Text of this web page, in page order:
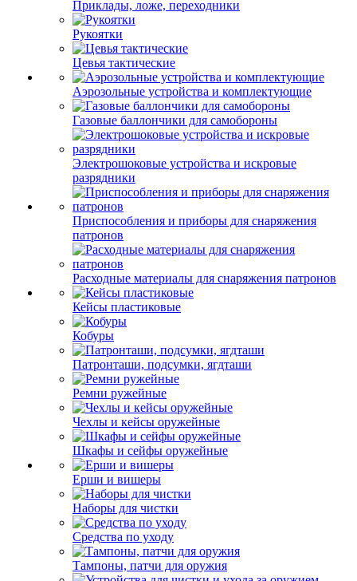
Приклады, ложе, переходники
Рукоятки
Цевья тактические
Аэрозольные устройства и комплектующие
Газовые баллончики для самобороны
Электрошоковые устройства и искровые
разрядники
Приспособления и приборы для снаряжения
патронов
Расходные материалы для снаряжения патронов
Кейсы пластиковые
Кобуры
Патронташи, подсумки, ягдташи
Ремни ружейные
Чехлы и кейсы оружейные
Шкафы и сейфы оружейные
Ерши и вишеры
Наборы для чистки
Средства по уходу
Тампоны, патчи для оружия